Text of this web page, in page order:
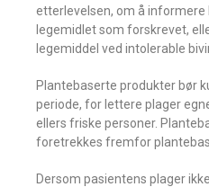
etterlevelsen, om å
legemidlet som forskrevet,
legemiddel ved intolerable
Plantebaserte produkter bør
periode, for lettere plager
ellers friske personer.
foretrekkes fremfor
Dersom pasientens plager